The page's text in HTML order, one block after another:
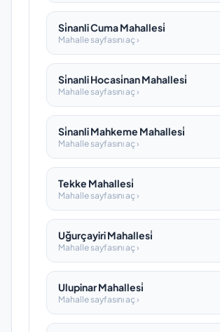
Si̇nanli Cuma Mahallesi̇
Mahalle sayfasını aç ›
Si̇nanli Hocasi̇nan Mahallesi̇
Mahalle sayfasını aç ›
Si̇nanli Mahkeme Mahallesi̇
Mahalle sayfasını aç ›
Tekke Mahallesi̇
Mahalle sayfasını aç ›
Uğurçayiri Mahallesi̇
Mahalle sayfasını aç ›
Ulupinar Mahallesi̇
Mahalle sayfasını aç ›